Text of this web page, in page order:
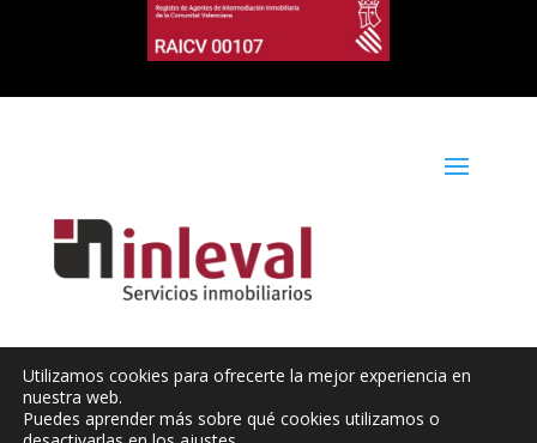
Web diseñada por IMPACTIQ
Utilizamos cookies para ofrecerte la mejor experiencia en
nuestra web.
Puedes aprender más sobre qué cookies utilizamos o